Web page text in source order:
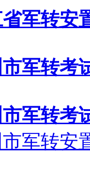
军转安
军转考
军转考
军转安